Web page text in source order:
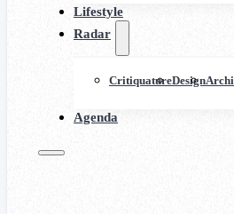
Lifestyle
Radar
CritiquatureDesign
Agenda